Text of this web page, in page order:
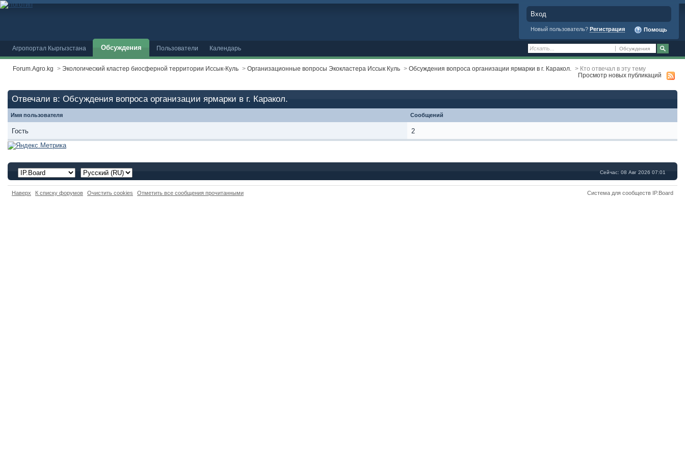
Вход
Новый пользователь? Регистрация Помощь
Обсуждения
Агропортал Кыргызстана Обсуждения Пользователи Календарь
Forum.Agro.kg > Экологический кластер биосферной территории Иссык-Куль > Организационные вопросы Экокластера Иссык Куль > Обсуждения вопроса организации ярмарки в г. Каракол. > Кто отвечал в эту тему
Просмотр новых публикаций
Отвечали в: Обсуждения вопроса организации ярмарки в г. Каракол.
Имя пользователя Сообщений
Гость 2
Сейчас: 08 Авг 2026 07:01
Наверх К списку форумов Очистить cookies Отметить все сообщения прочитанными Система для сообществ IP.Board